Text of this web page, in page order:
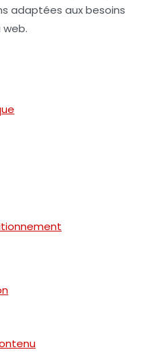
adaptées aux besoins